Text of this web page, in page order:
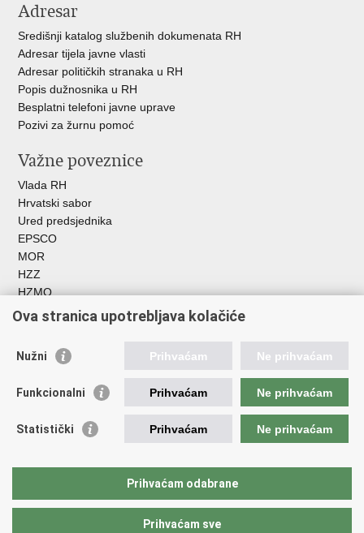
Adresar
Središnji katalog službenih dokumenata RH
Adresar tijela javne vlasti
Adresar političkih stranaka u RH
Popis dužnosnika u RH
Besplatni telefoni javne uprave
Pozivi za žurnu pomoć
Važne poveznice
Vlada RH
Hrvatski sabor
Ured predsjednika
EPSCO
MOR
HZZ
HZMO
REGOS
Hrvatski zavod za socijalni rad
Akademija socijalne skrbi - ASOSK
Obiteljski centar
AORT
FEAD
HR PRES 2020
Ova stranica upotrebljava kolačiće
Nužni Prihvaćam Ne prihvaćam
Funkcionalni Prihvaćam Ne prihvaćam
Statistički Prihvaćam Ne prihvaćam
Prihvaćam odabrane
Prihvaćam sve